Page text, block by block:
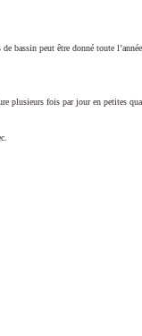
bassin peut être donné toute
plusieurs fois par jour en petites